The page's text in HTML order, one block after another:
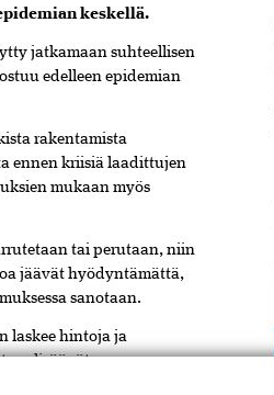
keskellä.
jatkamaan suhteellisen
edelleen epidemian
rakentamista
ennen kriisiä laadittujen
mukaan myös
tai perutaan, niin
jäävät hyödyntämättä,
sanotaan.
laskee hintoja ja
lisäävät
päästä kallista.